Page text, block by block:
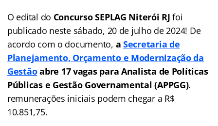
O edital do Concurso SEPLAG Niterói RJ foi
publicado neste sábado, 20 de julho de 2024! De
acordo com o documento, a Secretaria de
Planejamento, Orçamento e Modernização da
Gestãoabre 17 vagas para Analista de Políticas
Públicas e Gestão Governamental (APPGG).
remunerações iniciais podem chegar a R$
10.851,75.